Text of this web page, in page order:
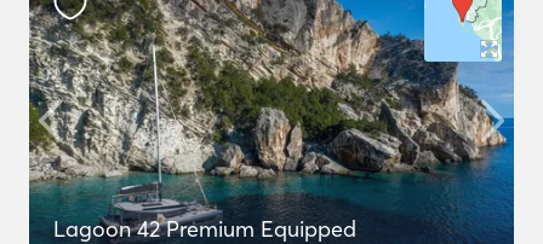
Lagoon 42 Premium Equipped